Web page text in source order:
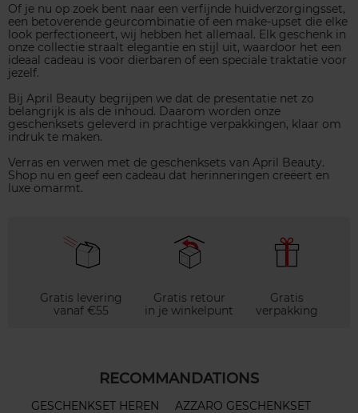
Of je nu op zoek bent naar een verfijnde huidverzorgingsset,
een betoverende geurcombinatie of een make-upset die elke
look perfectioneert, wij hebben het allemaal. Elk geschenk in
onze collectie straalt elegantie en stijl uit, waardoor het een
ideaal cadeau is voor dierbaren of een speciale traktatie voor
jezelf.
Bij April Beauty begrijpen we dat de presentatie net zo
belangrijk is als de inhoud. Daarom worden onze
geschenksets geleverd in prachtige verpakkingen, klaar om
indruk te maken.
Verras en verwen met de geschenksets van April Beauty.
Shop nu en geef een cadeau dat herinneringen creëert en
luxe omarmt.
Gratis levering
vanaf €55
Gratis retour
in je winkelpunt
Gratis
verpakking
RECOMMANDATIONS
GESCHENKSET HEREN
AZZARO GESCHENKSET